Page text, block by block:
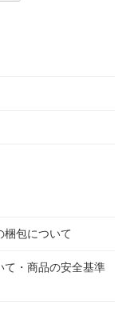
梱包について
て・商品の安全基準